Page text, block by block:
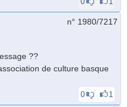
n° 1980/7217
??
de culture basque
0 1